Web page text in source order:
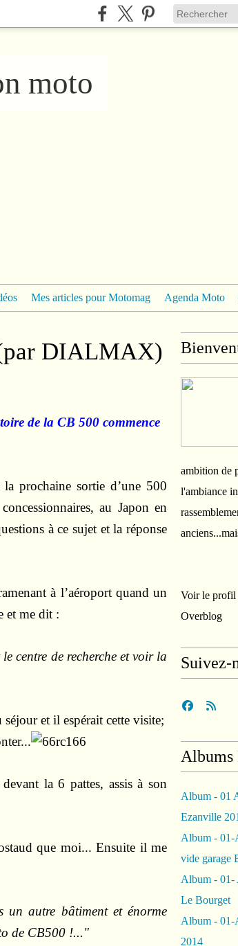
moto
Mes articles pour Motomag Agenda Moto
DIALMAX)
de la CB 500 commence
prochaine sortie d’une 500
au Japon en
à ce sujet et la réponse
à l’aéroport quand un
et me dit :
centre de recherche et voir la
et il espérait cette visite;
la 6 pattes, assis à son
que moi... Ensuite il me
un autre bâtiment et énorme
de CB500 !..."
ambition de
l'ambiance
Voir le profil
Overblog
Suivez-
Albums
Album - 01
Ezanville
Album - 01-
vide garage
Album - 01-
Le Bourget
Album - 01-
2014